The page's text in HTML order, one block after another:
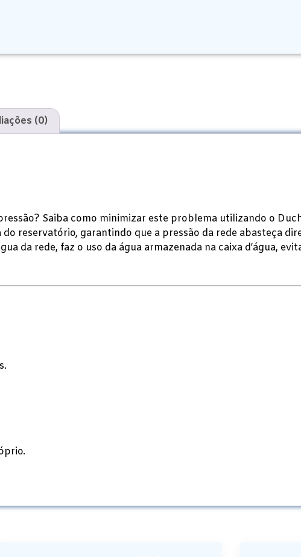
(0)
Saiba como minimizar este problema utilizando o
reservatório, garantindo que a pressão da rede abasteça
da rede, faz o uso da água armazenada na caixa d’água,